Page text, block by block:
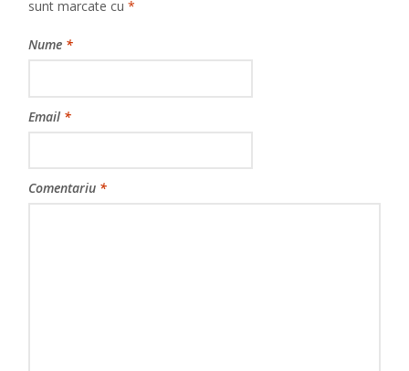
sunt marcate cu*
Nume *
Email *
Comentariu *